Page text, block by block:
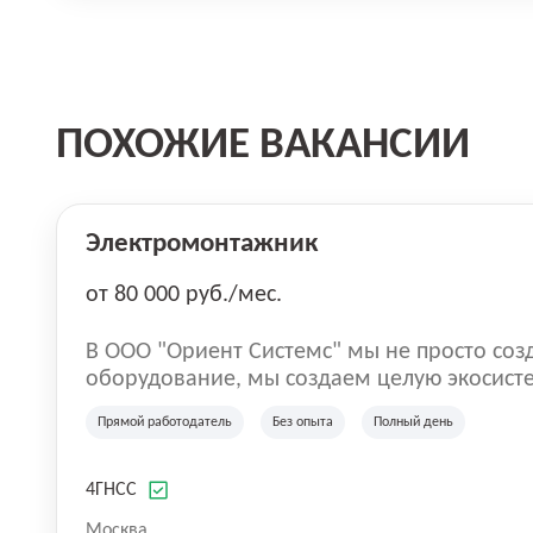
ПОХОЖИЕ ВАКАНСИИ
Электромонтажник
от 80 000 руб./мес.
В ООО "Ориент Системс" мы не просто
оборудование, мы создаем целую
высококачественные продукты, но и
важен профессиональный рост. Наша
развития включает 50% компенсации на
Прямой работодатель Без опыта Полный день
4ГНСС